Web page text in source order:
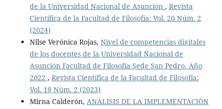
de la Universidad Nacional de Asunción , Revista
Científica de la Facultad de Filosofía: Vol. 20 Núm. 2
(2024)
Nilse Verónica Rojas, Nivel de competencias digitales
de los docentes de la Universidad Nacional de
Asunción Facultad de Filosofía Sede San Pedro. Año
2022 , Revista Científica de la Facultad de Filosofía:
Vol. 18 Núm. 2 (2023)
Mirna Calderón, ANÁLISIS DE LA IMPLEMENTACIÓN